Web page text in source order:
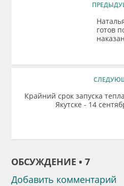
готов
Крайний срок запуска
Якутске - 14
ОБСУЖДЕНИЕ • 7
Добавить комментарий